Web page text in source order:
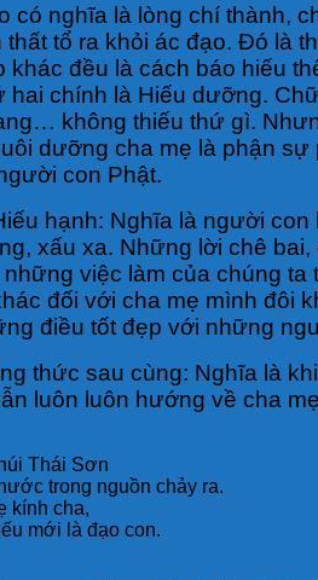
có nghĩa là lòng chí thành,
tổ ra khỏi ác đạo. Đó là
đều là cách báo hiếu
chính là Hiếu dưỡng.
không thiếu thứ gì.
dưỡng cha mẹ là phận
con Phật.
hạnh: Nghĩa là người
xấu xa. Những lời chê
việc làm của chúng
đối với cha mẹ mình đôi
điều tốt đẹp với những
thức sau cùng: Nghĩa là
luôn luôn hướng về cha
Thái Sơn
trong nguồn chảy ra.
kính cha,
mới là đạo con.